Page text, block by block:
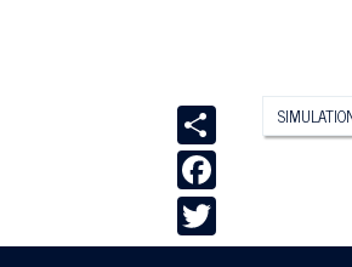
Share
Facebook
Twitter